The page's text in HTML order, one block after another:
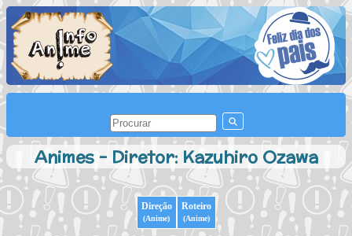
Animes - Diretor: Kazuhiro Ozawa
Direção
(Anime)
Roteiro
(Anime)